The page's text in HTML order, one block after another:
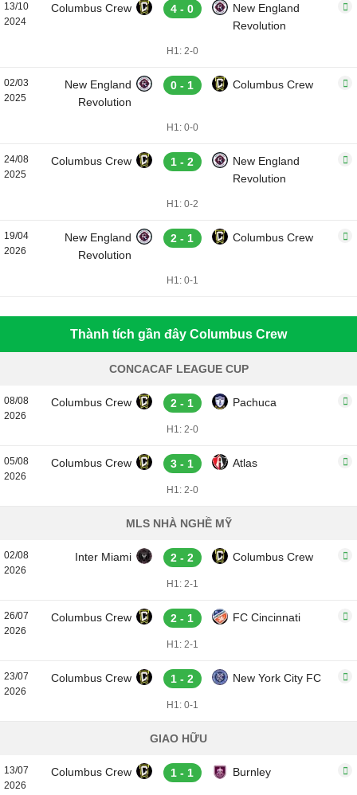
13/10
2024
Columbus Crew 4 - 0
New England
Revolution
H1: 2-0
02/03
2025
New England
Revolution
0 - 1 Columbus Crew
H1: 0-0
24/08
2025
Columbus Crew 1 - 2
New England
Revolution
H1: 0-2
19/04
2026
New England
Revolution
2 - 1 Columbus Crew
H1: 0-1
Thành tích gần đây Columbus Crew
CONCACAF LEAGUE CUP
08/08
2026
Columbus Crew 2 - 1 Pachuca
H1: 2-0
05/08
2026
Columbus Crew 3 - 1 Atlas
H1: 2-0
MLS NHÀ NGHỀ MỸ
02/08
2026
Inter Miami 2 - 2 Columbus Crew
H1: 2-1
26/07
2026
Columbus Crew 2 - 1 FC Cincinnati
H1: 2-1
23/07
2026
Columbus Crew 1 - 2 New York City FC
H1: 0-1
GIAO HỮU
13/07
2026
Columbus Crew 1 - 1 Burnley